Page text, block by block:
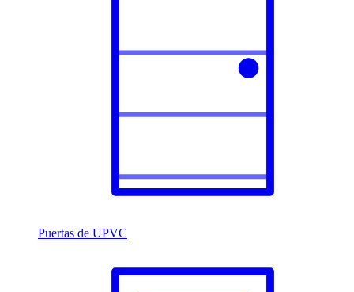
Puertas de UPVC